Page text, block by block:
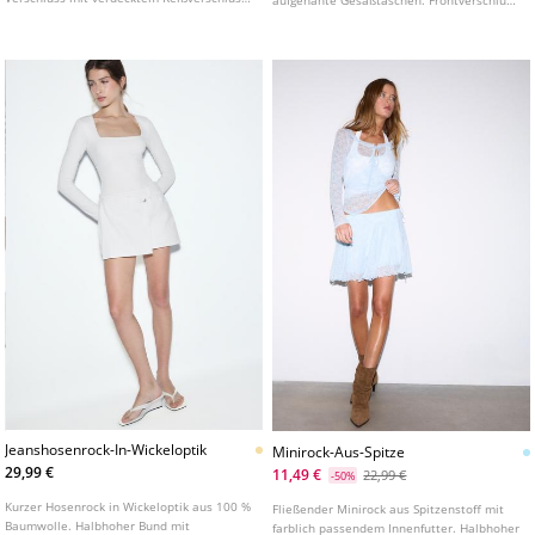
Jeanshosenrock-In-Wickeloptik
29,99 €
Kurzer Hosenrock in Wickeloptik aus 100 %
Baumwolle. Halbhoher Bund mit
Minirock-Aus-Spitze
11,49 €
-50% 22,99 €
Fließender Minirock aus Spitzenstoff mit
farblich passendem Innenfutter. Halbhoher